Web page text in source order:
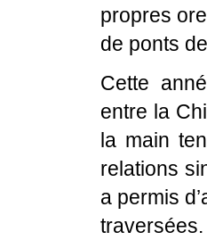
propres
de ponts
Cette
entre la
la main
relations
a permis